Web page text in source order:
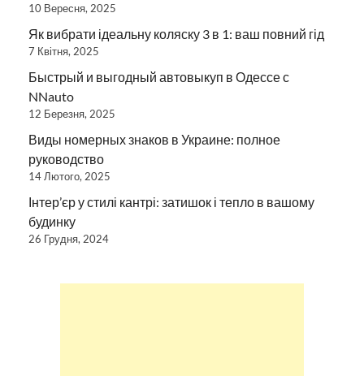
10 Вересня, 2025
Як вибрати ідеальну коляску 3 в 1: ваш повний гід
7 Квітня, 2025
Быстрый и выгодный автовыкуп в Одессе с
NNauto
12 Березня, 2025
Виды номерных знаков в Украине: полное
руководство
14 Лютого, 2025
Інтер’єр у стилі кантрі: затишок і тепло в вашому
будинку
26 Грудня, 2024